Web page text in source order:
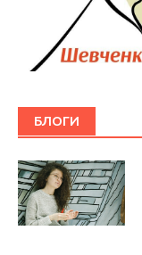
БЛОГИ